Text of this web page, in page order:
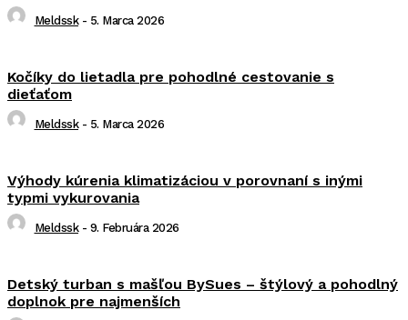
Meldssk - 5. Marca 2026
Kočíky do lietadla pre pohodlné cestovanie s
dieťaťom
Meldssk - 5. Marca 2026
Výhody kúrenia klimatizáciou v porovnaní s inými
typmi vykurovania
Meldssk - 9. Februára 2026
Detský turban s mašľou BySues – štýlový a pohodlný
doplnok pre najmenších